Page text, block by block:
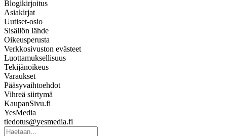
Blogikirjoitus
Asiakirjat
Uutiset-osio
Sisällön lähde
Oikeusperusta
Verkkosivuston evästeet
Luottamuksellisuus
Tekijänoikeus
Varaukset
Pääsyvaihtoehdot
Vihreä siirtymä
KaupanSivu.fi
YesMedia
tiedotus@yesmedia.fi